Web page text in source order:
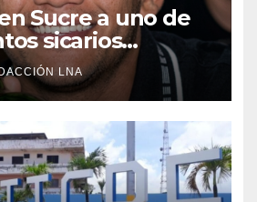
Sucre a uno de
sicarios
en el asesinato de
Lylianna
LNA